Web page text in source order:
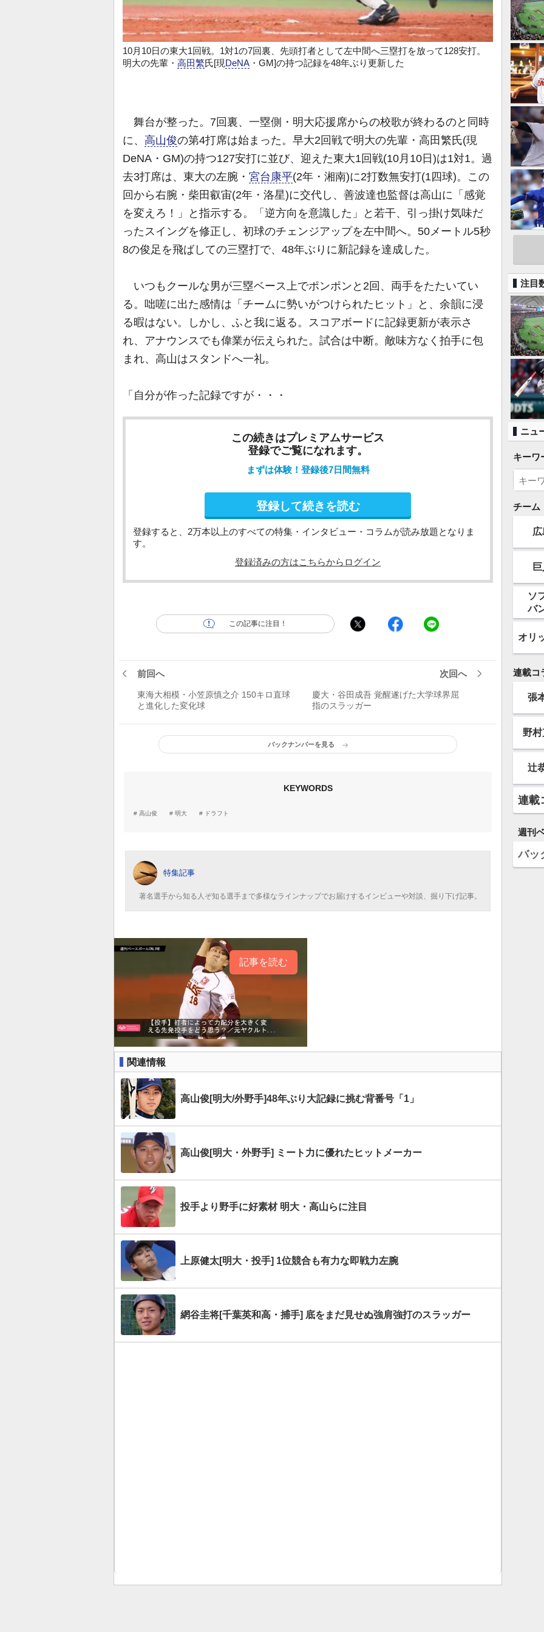
10月10日の東大1回戦。1対1の7回裏、先頭打者として左中間へ三塁打を放って128安打。
明大の先輩・ 高田繁氏[現 DeNA ・GM]の持つ記録を48年ぶり更新した
舞台が整った。7回裏、一塁側・明大応援席からの校歌が終わるのと同時
に、 高山俊の第4打席は始まった。早大2回戦で明大の先輩・高田繁氏(現
DeNA・GM)の持つ127安打に並び、迎えた東大1回戦(10月10日)は1対1。過
去3打席は、東大の左腕・ 宮台康平(2年・湘南)に2打数無安打(1四球)。この
回から右腕・柴田叡宙(2年・洛星)に交代し、善波達也監督は高山に「感覚
を変えろ！」と指示する。「逆方向を意識した」と若干、引っ掛け気味だ
ったスイングを修正し、初球のチェンジアップを左中間へ。50メートル5秒
8の俊足を飛ばしての三塁打で、48年ぶりに新記録を達成した。
いつもクールな男が三塁ベース上でポンポンと2回、両手をたたいてい
る。咄嗟に出た感情は「チームに勢いがつけられたヒット」と、余韻に浸
る暇はない。しかし、ふと我に返る。スコアボードに記録更新が表示さ
れ、アナウンスでも偉業が伝えられた。試合は中断。敵味方なく拍手に包
まれ、高山はスタンドへ一礼。
「自分が作った記録ですが・・・
この続きはプレミアムサービス
登録でご覧になれます。
まずは体験！登録後7日間無料
登録して続きを読む
登録すると、2万本以上のすべての特集・インタビュー・コラムが読み放題となりま
す。
登録済みの方はこちらからログイン
この記事に注目！
前回へ
東海大相模・小笠原慎之介 150キロ直球
と進化した変化球
次回へ
慶大・谷田成吾 覚醒遂げた大学球界屈
指のスラッガー
バックナンバーを見る
KEYWORDS
高山俊 明大 ドラフト
特集記事
著名選手から知る人ぞ知る選手まで多様なラインナップでお届けするインビューや対談、掘り下げ記事。
記事を読む
関連情報
高山俊[明大/外野手]48年ぶり大記録に挑む背番号「1」
高山俊[明大・外野手] ミート力に優れたヒットメーカー
投手より野手に好素材 明大・高山らに注目
上原健太[明大・投手] 1位競合も有力な即戦力左腕
網谷圭将[千葉英和高・捕手] 底をまだ見せぬ強肩強打のスラッガー
注目
ニュ
キーワ
チーム
広
ソ
バ
オリ
連載コ
張
野
辻
連載
週刊
バッ